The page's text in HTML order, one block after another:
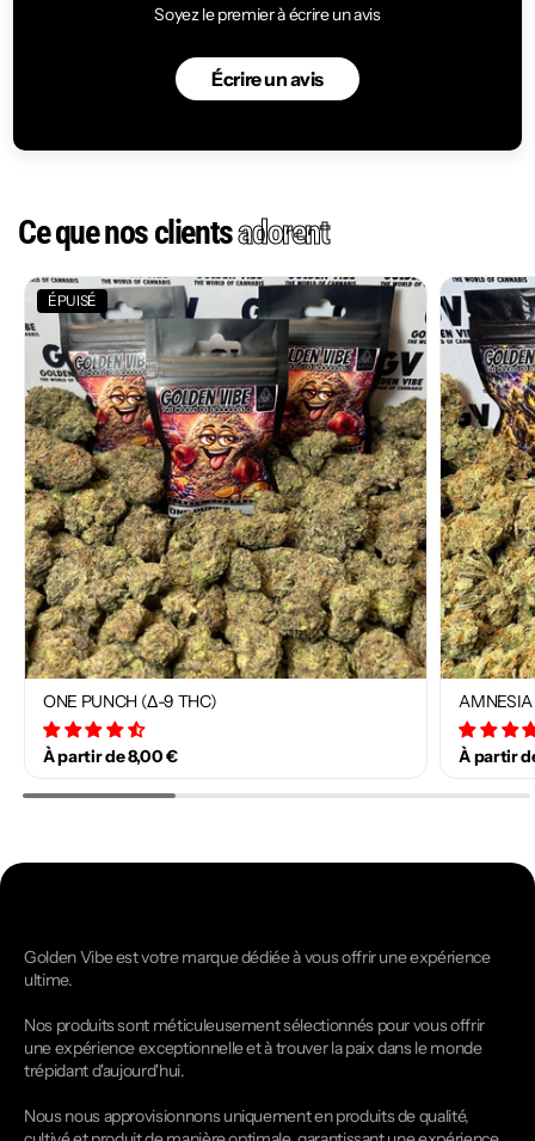
Soyez le premier à écrire un avis
Écrire un avis
Ce que nos clientsadorent
ÉPUISÉ
ONE PUNCH (Δ-9 THC)
À partir de 8,00 € À partir
Golden Vibe est votre marque dédiée à vous offrir une expérience
ultime.
Nos produits sont méticuleusement sélectionnés pour vous offrir
une expérience exceptionnelle et à trouver la paix dans le monde
trépidant d'aujourd'hui.
Nous nous approvisionnons uniquement en produits de qualité,